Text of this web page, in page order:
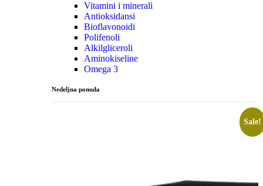
Vitamini i minerali
Antioksidansi
Bioflavonoidi
Polifenoli
Alkilgliceroli
Aminokiseline
Omega 3
Nedeljna ponuda
Sale!